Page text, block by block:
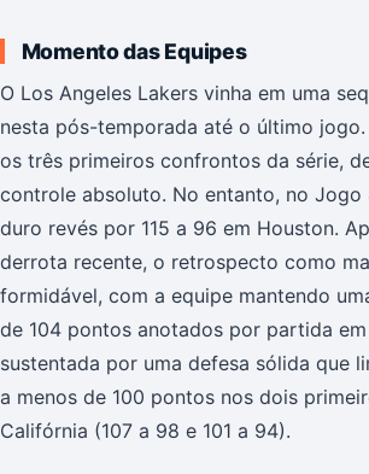
Momento das Equipes
O Los Angeles Lakers vinha em uma
nesta pós-temporada até o último
os três primeiros confrontos da série,
controle absoluto. No entanto, no Jogo
duro revés por 115 a 96 em Houston.
derrota recente, o retrospecto como
formidável, com a equipe mantendo
de 104 pontos anotados por partida em
sustentada por uma defesa sólida que
a menos de 100 pontos nos dois
Califórnia (107 a 98 e 101 a 94).